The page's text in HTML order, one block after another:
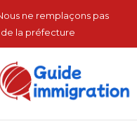
ne remplaçons pas
de la préfecture